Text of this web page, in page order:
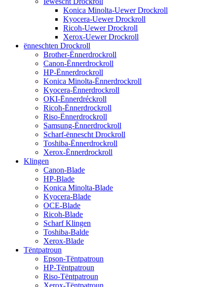
Konica Minolta-Uewer Drockroll
Kyocera-Uewer Drockroll
Ricoh-Uewer Drockroll
Xerox-Uewer Drockroll
ënneschten Drockroll
Brother-Ënnerdrockroll
Canon-Ënnerdrockroll
HP-Ënnerdrockroll
Konica Minolta-Ënnerdrockroll
Kyocera-Ënnerdrockroll
OKI-Ënnerdréckroll
Ricoh-Ënnerdrockroll
Riso-Ënnerdrockroll
Samsung-Ënnerdrockroll
Scharf-ënnescht Drockroll
Toshiba-Ënnerdrockroll
Xerox-Ënnerdrockroll
Klingen
Canon-Blade
HP-Blade
Konica Minolta-Blade
Kyocera-Blade
OCE-Blade
Ricoh-Blade
Scharf Klingen
Toshiba-Balde
Xerox-Blade
Tëntpatroun
Epson-Tëntpatroun
HP-Tëntpatroun
Riso-Tëntpatroun
Xerox-Tëntpatroun